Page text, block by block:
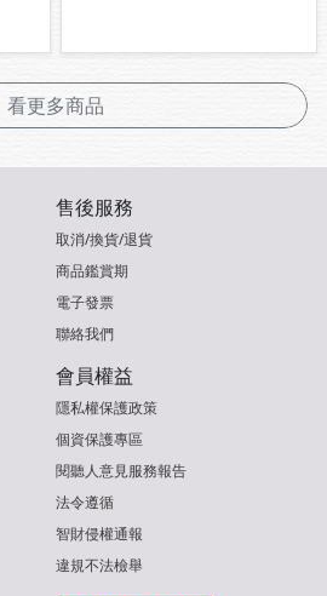
看更多商品
售後服務
取消/換貨/退貨
商品鑑賞期
電子發票
聯絡我們
會員權益
隱私權保護政策
個資保護專區
閱聽人意見服務報告
法令遵循
智財侵權通報
違規不法檢舉